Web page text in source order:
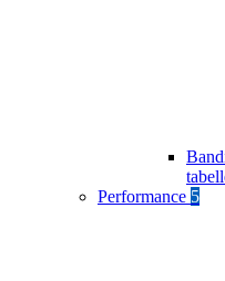
Performance 5